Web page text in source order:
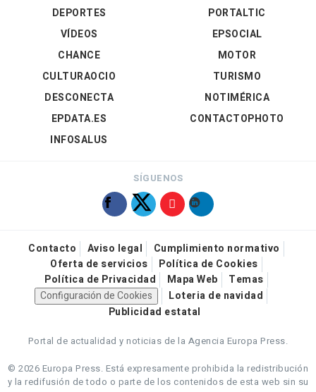
DEPORTES
VÍDEOS
PORTALTIC
EPSOCIAL
CHANCE
CULTURAOCIO
DESCONECTA
EPDATA.ES
INFOSALUS
MOTOR
TURISMO
NOTIMÉRICA
CONTACTOPHOTO
SÍGUENOS
Contacto Aviso legal
Cumplimiento normativo
Oferta de servicios
Política de Cookies
Política de Privacidad
Mapa Web
Temas
Configuración de Cookies
Loteria de navidad
Publicidad estatal
Portal de actualidad y noticias de la Agencia Europa Press.
© 2026 Europa Press. Está expresamente prohibida la redistribución
y la redifusión de todo o parte de los contenidos de esta web sin su